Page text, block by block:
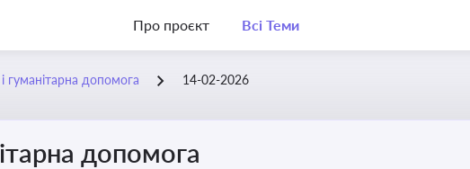
Про проєкт Всі Теми
гуманітарна допомога 14-02-2026
допомога